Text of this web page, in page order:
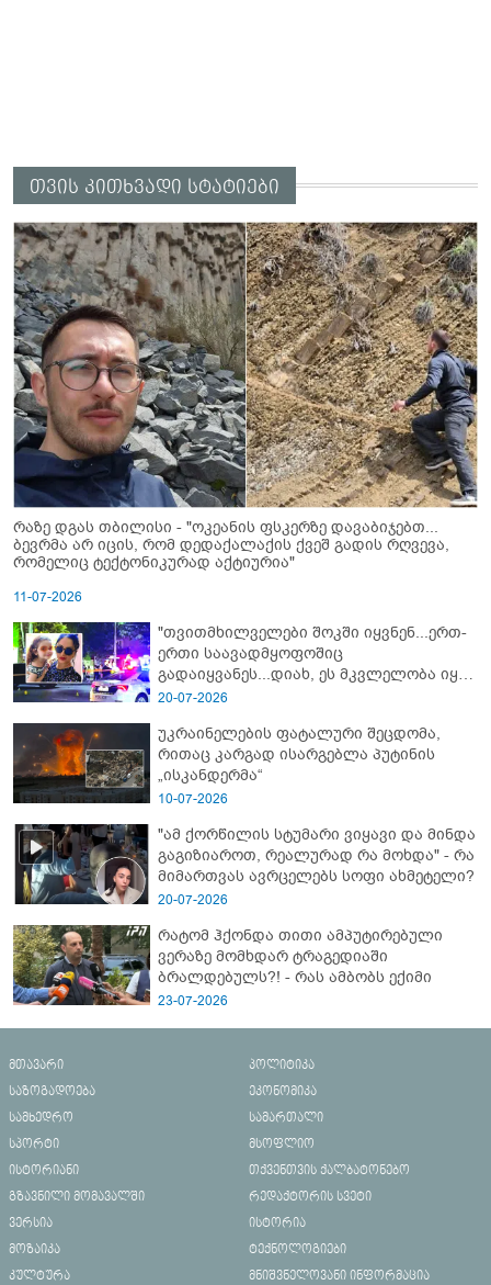
თვის კითხვადი სტატიები
რაზე დგას თბილისი - "ოკეანის ფსკერზე დავაბიჯებთ...
ბევრმა არ იცის, რომ დედაქალაქის ქვეშ გადის რღვევა,
რომელიც ტექტონიკურად აქტიურია"
11-07-2026
"თვითმხილველები შოკში იყვნენ...ერთ-
ერთი საავადმყოფოშიც
გადაიყვანეს...დიახ, ეს მკვლელობა იყო"
- გორში დატრიალებული ტრაგედიის
20-07-2026
უკრაინელების ფატალური შეცდომა,
რითაც კარგად ისარგებლა პუტინის
„ისკანდერმა“
10-07-2026
"ამ ქორწილის სტუმარი ვიყავი და მინდა
გაგიზიაროთ, რეალურად რა მოხდა" - რა
მიმართვას ავრცელებს სოფი ახმეტელი?
20-07-2026
რატომ ჰქონდა თითი ამპუტირებული
ვერაზე მომხდარ ტრაგედიაში
ბრალდებულს?! - რას ამბობს ექიმი
23-07-2026
მთავარი
პოლიტიკა
საზოგადოება
ეკონომიკა
სამხედრო
სამართალი
სპორტი
მსოფლიო
ისტორიანი
თქვენთვის ქალბატონებო
გზავნილი მომავალში
რედაქტორის სვეტი
ვერსია
ისტორია
მოზაიკა
ტექნოლოგიები
კულტურა
მნიშვნელოვანი ინფორმაცია